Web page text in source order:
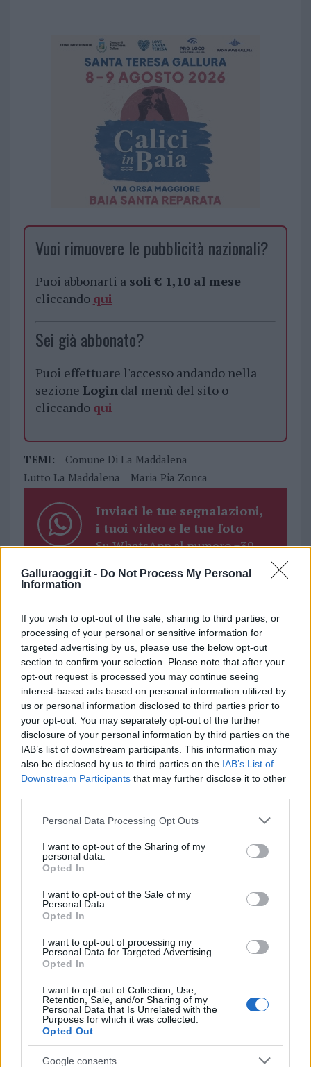
Galluraoggi.it - Do Not Process My Personal
Information
If you wish to opt-out of the sale, sharing to third parties, or
processing of your personal or sensitive information for
targeted advertising by us, please use the below opt-out
section to confirm your selection. Please note that after your
opt-out request is processed you may continue seeing
interest-based ads based on personal information utilized by
us or personal information disclosed to third parties prior to
your opt-out. You may separately opt-out of the further
disclosure of your personal information by third parties on the
IAB’s list of downstream participants. This information may
also be disclosed by us to third parties on the IAB’s List of
Downstream Participants that may further disclose it to other
Please note that this website/app uses one or more Google
not limited to your visit or usage behaviour. You may click to
grant or deny consent to Google and its third-party tags to
use your data for below specified purposes in below Google
consent section.
Personal Data Processing Opt Outs
I want to opt-out of the Sharing of my
personal data.
Opted In
I want to opt-out of the Sale of my
Personal Data.
Opted In
I want to opt-out of processing my
Personal Data for Targeted Advertising.
Opted In
I want to opt-out of Collection, Use,
Retention, Sale, and/or Sharing of my
Personal Data that Is Unrelated with the
Purposes for which it was collected.
Opted Out
Google consents
Vuoi rimuovere le pubblicità nazionali?
Puoi abbonarti a soli € 1,10 al mese
cliccando qui
Sei già abbonato?
Puoi effettuare l'accesso andando nella
sezione Logindal menù del sito o
cliccando qui
TEMI:
Comune Di La Maddalena
Lutto La Maddalena
Maria Pia Zonca
Inviaci le tue segnalazioni,
i tuoi video e le tue foto
Su WhatsApp al numero +39
Notizie in tempo reale?
Entra nel canale telegram di
GalluraOggi.it
Ricevi le nostre ultime news
daGoogle News
F
a
ce
b
o
k
T
w
it
te
r
Pi
n
te
re
st
h
s
A
p
p
h
re
NOTIZIE RECENTI
Sangue, musica e solidarietà con Avis Olbia al
Delta Center